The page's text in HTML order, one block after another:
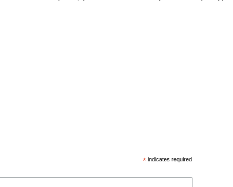
* indicates required